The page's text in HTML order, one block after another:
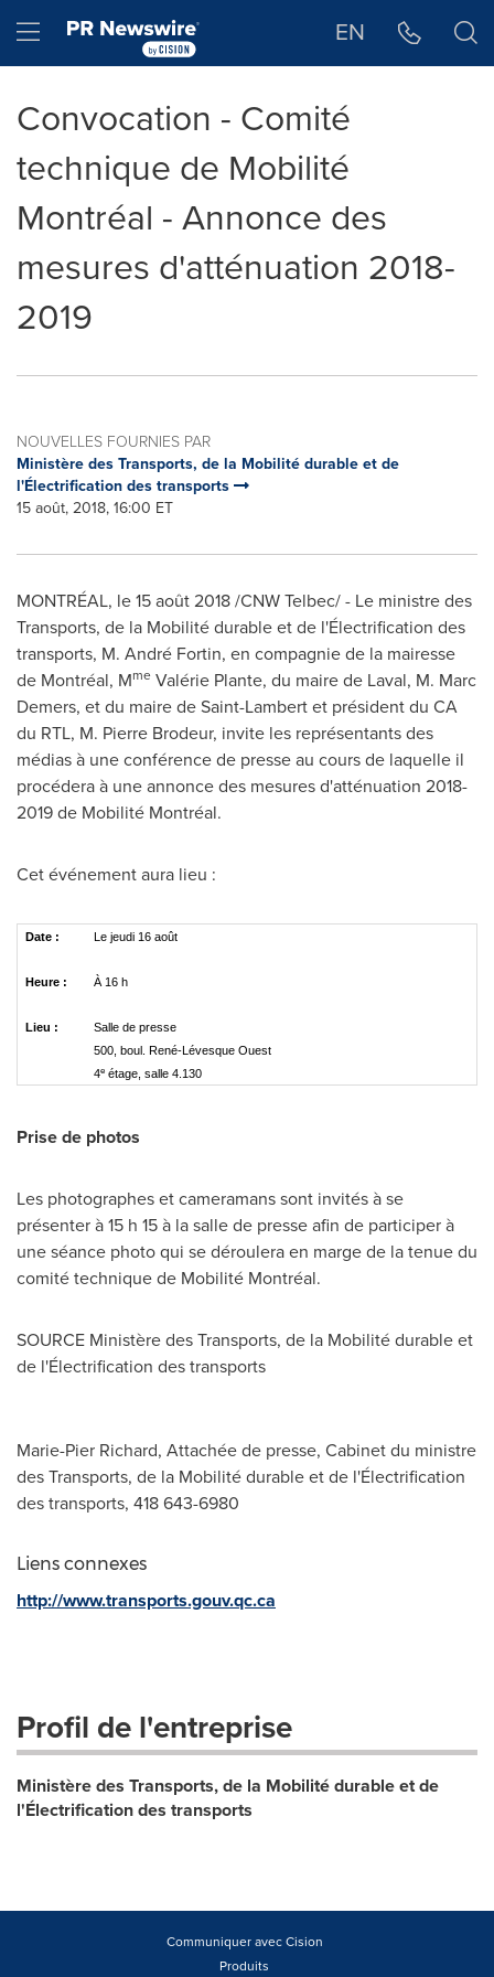
Hamburger menu EN
Convocation - Comité
technique de Mobilité
Montréal - Annonce des
mesures d'atténuation 2018-
2019
NOUVELLES FOURNIES PAR
Ministère des Transports, de la Mobilité durable et de
l'Électrification des transports
15 août, 2018, 16:00 ET
MONTRÉAL, le 15 août 2018 /CNW Telbec/ - Le ministre des
Transports, de la Mobilité durable et de l'Électrification des
transports, M. André Fortin, en compagnie de la mairesse
de Montréal, Mme Valérie Plante, du maire de Laval, M. Marc
Demers, et du maire deSaint-Lambertet président du CA
du RTL, M. Pierre Brodeur, invite les représentants des
médias à une conférence de presse au cours de laquelle il
procédera à une annonce des mesures d'atténuation 2018-
2019 de Mobilité Montréal.
Cet événement aura lieu :
Date : Le jeudi 16 août
Heure : À 16 h
Lieu :
Salle de presse
500, boul. René-Lévesque Ouest
4e étage, salle 4.130
Prise de photos
Les photographes et cameramans sont invités à se
présenter à 15 h 15 à la salle de presse afin de participer à
une séance photo qui se déroulera en marge de la tenue du
comité technique de Mobilité Montréal.
SOURCE Ministère des Transports, de la Mobilité durable et
de l'Électrification des transports
Marie-Pier Richard, Attachée de presse, Cabinet du ministre
des Transports, de la Mobilité durable et de l'Électrification
des transports, 418 643-6980
Liens connexes
http://www.transports.gouv.qc.ca
Profil de l'entreprise
Ministère des Transports, de la Mobilité durable et de
l'Électrification des transports
Communiquer avec Cision
Produits